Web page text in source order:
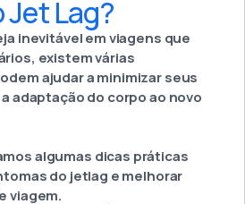
Jet Lag?
inevitável em viagens que
existem várias
ajudar a minimizar seus
adaptação do corpo ao novo
algumas dicas práticas
do jetlag e melhorar
viagem.